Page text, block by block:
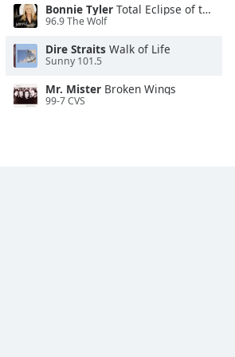
Bonnie Tyler Total Eclipse of the Heart
96.9 The Wolf
Dire Straits Walk of Life
Sunny 101.5
Mr. Mister Broken Wings
99-7 CVS